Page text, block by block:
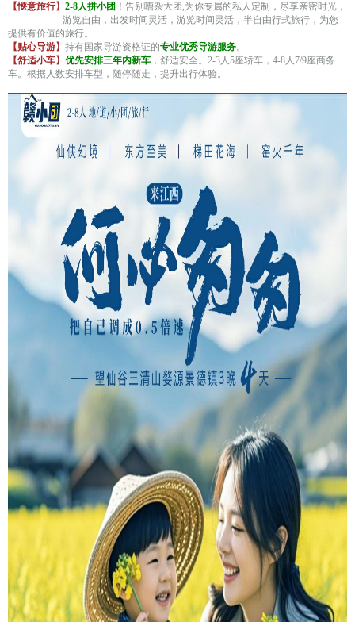
【惬意旅行】 2-8人拼小团 ！告别嘈杂大团,为你专属的私人定制，尽享亲密时光，
游览自由，出发时间灵活，游览时间灵活，半自由行式旅行，为您
提供有价值的旅行。
【贴心导游】 持有国家导游资格证的专业优秀导游服务。
【舒适小车】 优先安排三年内新车 ，舒适安全。2-3人5座轿车，4-8人7/9座商务
车。 根据人数安排车型，随停随走，提升出行体验。